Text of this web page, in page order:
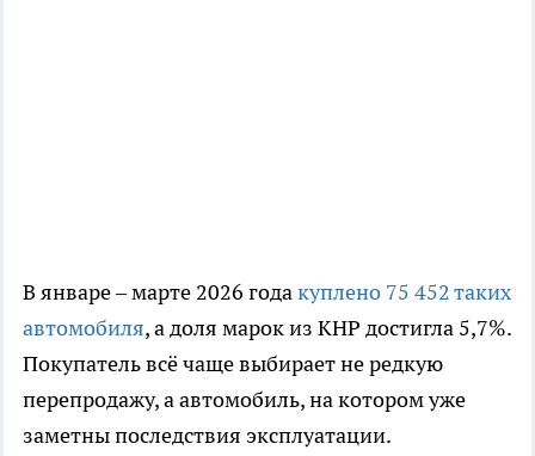
В январе – марте 2026 годакуплено 75 452 таких
автомобиля, а доля марок из КНР достигла 5,7%.
Покупатель всё чаще выбирает не редкую
перепродажу, а автомобиль, на котором уже
заметны последствия эксплуатации.